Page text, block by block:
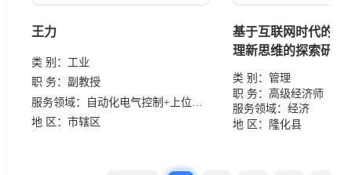
王力
类 别： 工业
职 务： 副教授
服务领域：
自动化电气控制+上位机监控整套设计、调试、编程完整
地 区： 市辖区
基于互联网时代的人
理新思维的探索研究
类 别： 管理
职 务： 高级经济师
服务领域： 经济
地 区：
隆化县